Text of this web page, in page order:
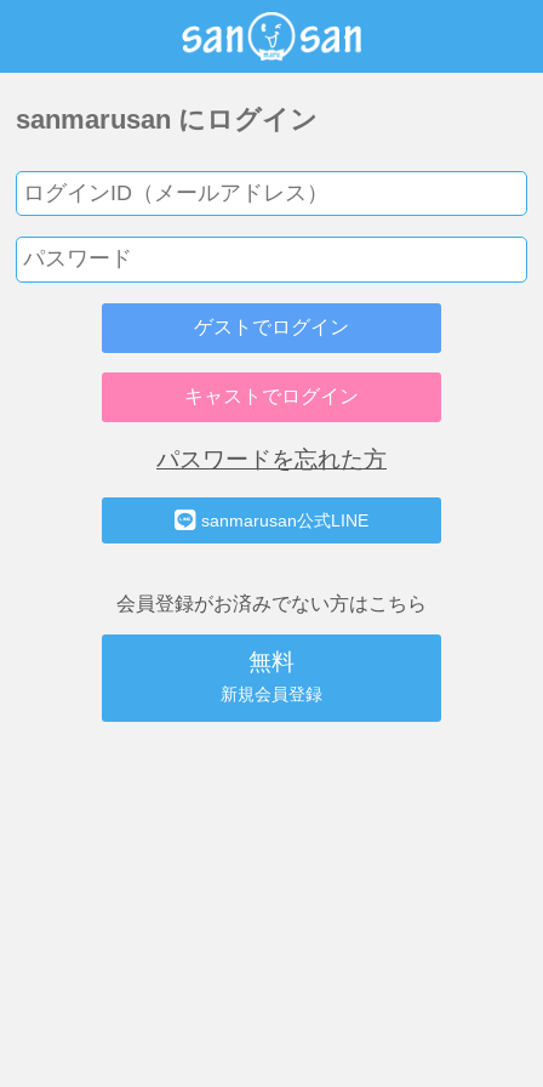
sanmarusan にログイン
ゲストでログイン
キャストでログイン
パスワードを忘れた方
sanmarusan公式LINE
会員登録がお済みでない方はこちら
無料
新規会員登録